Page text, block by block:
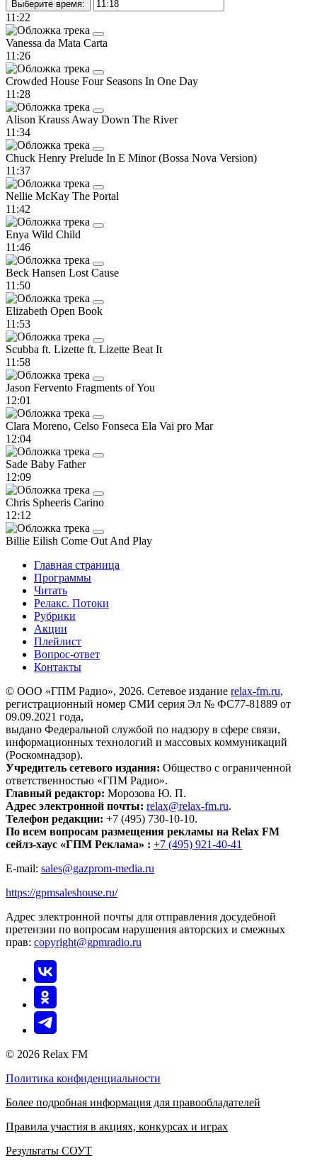
Выберите время:
11:22
Vanessa da Mata Carta
11:26
Crowded House Four Seasons In One Day
11:28
Alison Krauss Away Down The River
11:34
Chuck Henry Prelude In E Minor (Bossa Nova Version)
11:37
Nellie McKay The Portal
11:42
Enya Wild Child
11:46
Beck Hansen Lost Cause
11:50
Elizabeth Open Book
11:53
Scubba ft. Lizette ft. Lizette Beat It
11:58
Jason Fervento Fragments of You
12:01
Clara Moreno, Celso Fonseca Ela Vai pro Mar
12:04
Sade Baby Father
12:09
Chris Spheeris Carino
12:12
Billie Eilish Come Out And Play
Главная страница
Программы
Читать
Релакс. Потоки
Рубрики
Акции
Плейлист
Вопрос-ответ
Контакты
© ООО «ГПМ Радио», 2026. Сетевое издание relax-fm.ru,
регистрационный номер СМИ серия Эл № ФС77-81889 от
09.09.2021 года,
выдано Федеральной службой по надзору в сфере связи,
информационных технологий и массовых коммуникаций
(Роскомнадзор).
Учредитель сетевого издания: Общество с ограниченной
ответственностью «ГПМ Радио».
Главный редактор: Морозова Ю. П.
Адрес электронной почты: relax@relax-fm.ru.
Телефон редакции: +7 (495) 730-10-10.
По всем вопросам размещения рекламы на Relax FM
сейлз-хаус «ГПМ Реклама» : +7 (495) 921-40-41
E-mail: sales@gazprom-media.ru
https://gpmsaleshouse.ru/
Адрес электронной почты для отправления досудебной
претензии по вопросам нарушения авторских и смежных
прав: copyright@gpmradio.ru
© 2026 Relax FM
Политика конфиденциальности
Более подробная информация для правообладателей
Правила участия в акциях, конкурсах и играх
Результаты СОУТ